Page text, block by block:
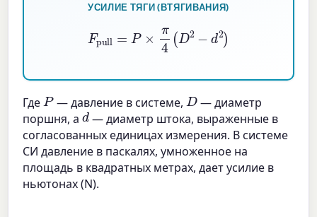
УСИЛИЕ ТЯГИ (ВТЯГИВАНИЯ)
π4 D 2− )
ГдеP— давление в системе, D— диаметр
поршня, аd— диаметр штока, выраженные в
согласованных единицах измерения. В системе
СИ давление в паскалях, умноженное на
площадь в квадратных метрах, дает усилие в
ньютонах (N).